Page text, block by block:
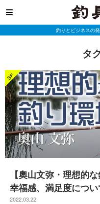
釣りとビジネスの
タ
【奧山文弥・理想的
幸福感、満足度につい
2022.03.22